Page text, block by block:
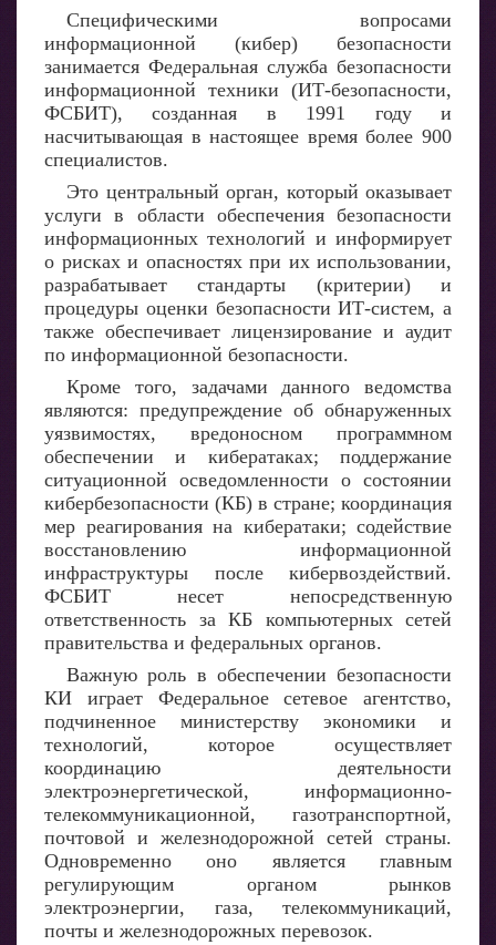
Специфическими вопросами
информационной (кибер) безопасности
занимается Федеральная служба безопасности
информационной техники (ИТ-безопасности,
ФСБИТ), созданная в 1991 году и
насчитывающая в настоящее время более 900
специалистов.
Это центральный орган, который оказывает
услуги в области обеспечения безопасности
информационных технологий и информирует
о рисках и опасностях при их использовании,
разрабатывает стандарты (критерии) и
процедуры оценки безопасности ИТ-систем, а
также обеспечивает лицензирование и аудит
по информационной безопасности.
Кроме того, задачами данного ведомства
являются: предупреждение об обнаруженных
уязвимостях, вредоносном программном
обеспечении и кибератаках; поддержание
ситуационной осведомленности о состоянии
кибербезопасности (КБ) в стране; координация
мер реагирования на кибератаки; содействие
восстановлению информационной
инфраструктуры после кибервоздействий.
ФСБИТ несет непосредственную
ответственность за КБ компьютерных сетей
правительства и федеральных органов.
Важную роль в обеспечении безопасности
КИ играет Федеральное сетевое агентство,
подчиненное министерству экономики и
технологий, которое осуществляет
координацию деятельности
электроэнергетической, информационно-
телекоммуникационной, газотранспортной,
почтовой и железнодорожной сетей страны.
Одновременно оно является главным
регулирующим органом рынков
электроэнергии, газа, телекоммуникаций,
почты и железнодорожных перевозок.